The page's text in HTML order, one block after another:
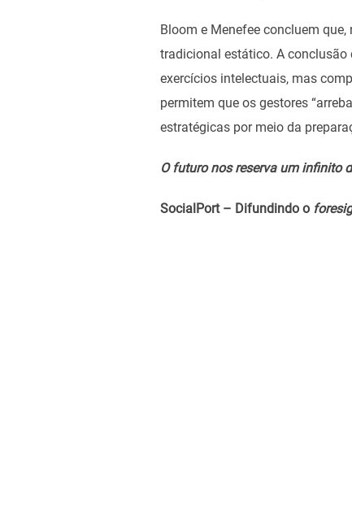
Bloom e Menefee concluem
tradicional estático. A
exercícios intelectuais, mas
permitem que os gestores
estratégicas por meio da
O futuro nos reserva um infinito
SocialPort – Difundindo o